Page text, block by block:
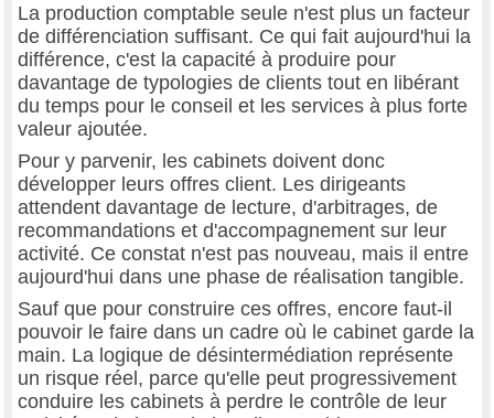
La production comptable seule n'est plus un facteur
de différenciation suffisant. Ce qui fait aujourd'hui la
différence, c'est la capacité à produire pour
davantage de typologies de clients tout en libérant
du temps pour le conseil et les services à plus forte
valeur ajoutée.
Pour y parvenir, les cabinets doivent donc
développer leurs offres client. Les dirigeants
attendent davantage de lecture, d'arbitrages, de
recommandations et d'accompagnement sur leur
activité. Ce constat n'est pas nouveau, mais il entre
aujourd'hui dans une phase de réalisation tangible.
Sauf que pour construire ces offres, encore faut-il
pouvoir le faire dans un cadre où le cabinet garde la
main. La logique de désintermédiation représente
un risque réel, parce qu'elle peut progressivement
conduire les cabinets à perdre le contrôle de leur